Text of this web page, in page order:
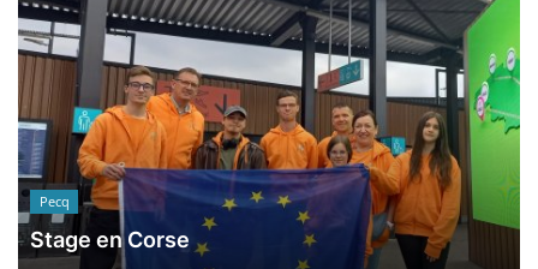
Pecq
Stage en Corse